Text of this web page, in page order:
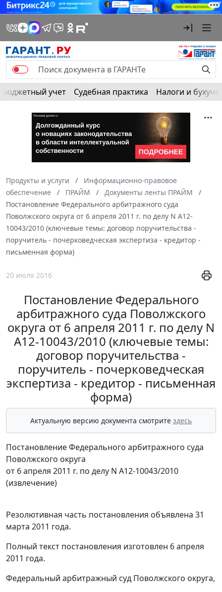
Бюджетный учет Судебная практика Налоги и
Продукты и услуги
Информационно-правовое
обеспечение
ПРАЙМ
Документы ленты ПРАЙМ
Постановление Федерального арбитражного суда
Поволжского округа от 6 апреля 2011 г. по делу N А12-
10043/2010 (ключевые темы: договор поручительства -
поручитель - почерковедческая экспертиза - кредитор -
письменная форма)
20 июля 2016
Постановление Федерального
арбитражного суда Поволжского
округа от 6 апреля 2011 г. по делу N
А12-10043/2010 (ключевые темы:
договор поручительства -
поручитель - почерковедческая
экспертиза - кредитор - письменная
форма)
Актуальную версию документа смотрите здесь
Постановление Федерального арбитражного суда
Поволжского округа
от 6 апреля 2011 г. по делу N А12-10043/2010
(извлечение)
Резолютивная часть постановления объявлена 31
марта 2011 года.
Полный текст постановления изготовлен 6 апреля
2011 года.
Федеральный арбитражный суд Поволжского округа,